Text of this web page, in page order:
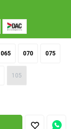
065 070 075
105